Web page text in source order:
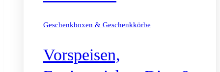
Geschenkboxen & Geschenkkörbe
Vorspeisen,